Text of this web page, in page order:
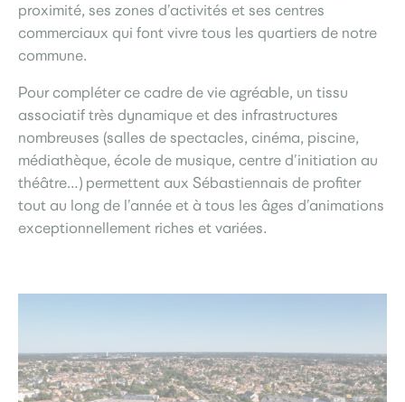
proximité, ses zones d’activités et ses centres
commerciaux qui font vivre tous les quartiers de notre
commune.
Pour compléter ce cadre de vie agréable, un tissu
associatif très dynamique et des infrastructures
nombreuses (salles de spectacles, cinéma, piscine,
médiathèque, école de musique, centre d’initiation au
théâtre…) permettent aux Sébastiennais de profiter
tout au long de l’année et à tous les âges d’animations
exceptionnellement riches et variées.